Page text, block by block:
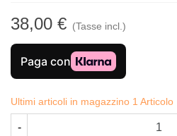
38,00 € (Tasse incl.)
Ultimi articoli in magazzino 1 Articolo
-